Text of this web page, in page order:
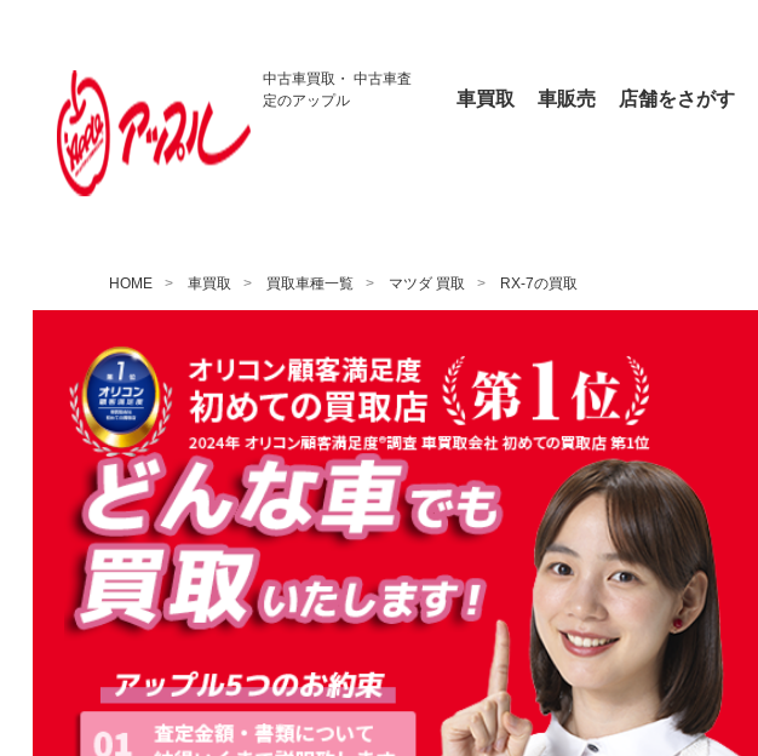
中古車買取・ 中古車査
定のアップル
車買取 車販売 店舗をさがす
HOME 車買取 買取車種一覧 マツダ 買取 RX-7の買取